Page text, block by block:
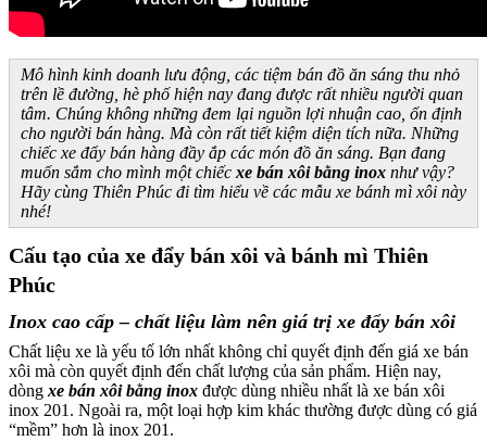
Mô hình kinh doanh lưu động, các tiệm bán đồ ăn sáng thu nhỏ
trên lề đường, hè phố hiện nay đang được rất nhiều người quan
tâm. Chúng không những đem lại nguồn lợi nhuận cao, ổn định
cho người bán hàng. Mà còn rất tiết kiệm diện tích nữa. Những
chiếc xe đẩy bán hàng đầy ắp các món đồ ăn sáng. Bạn đang
muốn sắm cho mình một chiếc xe bán xôi bằng inox như vậy?
Hãy cùng Thiên Phúc đi tìm hiểu về các mẫu xe bánh mì xôi này
nhé!
Cấu tạo của xe đẩy bán xôi và bánh mì Thiên
Phúc
Inox cao cấp – chất liệu làm nên giá trị xe đẩy bán xôi
Chất liệu xe là yếu tố lớn nhất không chỉ quyết định đến giá xe bán
xôi mà còn quyết định đến chất lượng của sản phẩm. Hiện nay,
dòng xe bán xôi bằng inox được dùng nhiều nhất là xe bán xôi
inox 201. Ngoài ra, một loại hợp kim khác thường được dùng có giá
“mềm” hơn là inox 201.